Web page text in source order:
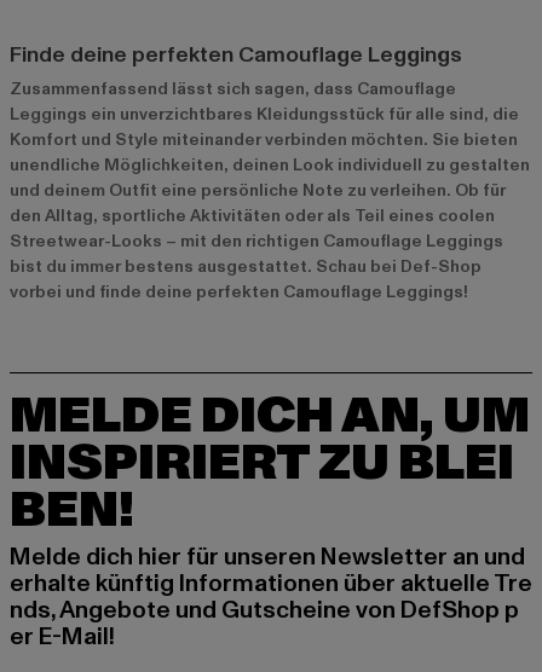
Finde deine perfekten Camouflage Leggings
Zusammenfassend lässt sich sagen, dass Camouflage
Leggings ein unverzichtbares Kleidungsstück für alle sind, die
Komfort und Style miteinander verbinden möchten. Sie bieten
unendliche Möglichkeiten, deinen Look individuell zu gestalten
und deinem Outfit eine persönliche Note zu verleihen. Ob für
den Alltag, sportliche Aktivitäten oder als Teil eines coolen
Streetwear-Looks – mit den richtigen Camouflage Leggings
bist du immer bestens ausgestattet. Schau bei Def-Shop
vorbei und finde deine perfekten Camouflage Leggings!
MELDE DICH AN, UM
INSPIRIERT ZU BLEI
BEN!
Melde dich hier für unseren Newsletter an und
erhalte künftig Informationen über aktuelle Tre
nds, Angebote und Gutscheine von DefShop p
er E-Mail!